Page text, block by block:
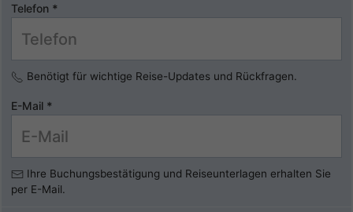
Telefon *
Benötigt für wichtige Reise-Updates und Rückfragen.
E-Mail *
Ihre Buchungsbestätigung und Reiseunterlagen erhalten Sie
per E-Mail.